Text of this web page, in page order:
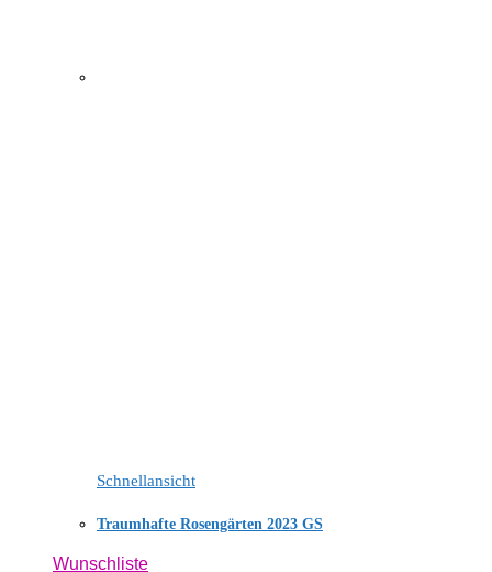
Schnellansicht
Traumhafte Rosengärten 2023 GS
Wunschliste